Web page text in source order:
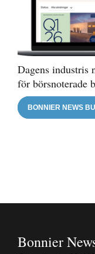
Dagens industris
för börsnoterade
BONNIER NEWS
Bonnier